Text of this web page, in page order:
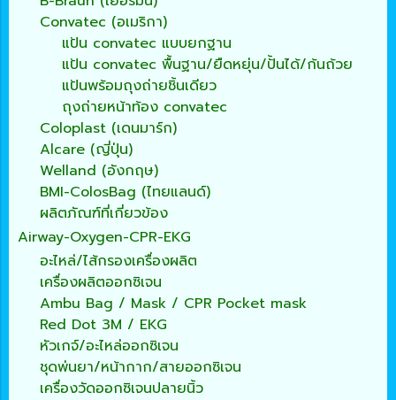
Convatec (อเมริกา)
แป้น convatec แบบยกฐาน
แป้น convatec พื้นฐาน/ยืดหยุ่น/ปั้นได้/ก้นถ้วย
แป้นพร้อมถุงถ่ายชิ้นเดียว
ถุงถ่ายหน้าท้อง convatec
Coloplast (เดนมาร์ก)
Alcare (ญี่ปุ่น)
Welland (อังกฤษ)
BMI-ColosBag (ไทยแลนด์)
ผลิตภัณฑ์ที่เกี่ยวข้อง
Airway-Oxygen-CPR-EKG
อะไหล่/ไส้กรองเครื่องผลิต
เครื่องผลิตออกซิเจน
Ambu Bag / Mask / CPR Pocket mask
Red Dot 3M / EKG
หัวเกจ์/อะไหล่ออกซิเจน
ชุดพ่นยา/หน้ากาก/สายออกซิเจน
เครื่องวัดออกซิเจนปลายนิ้ว